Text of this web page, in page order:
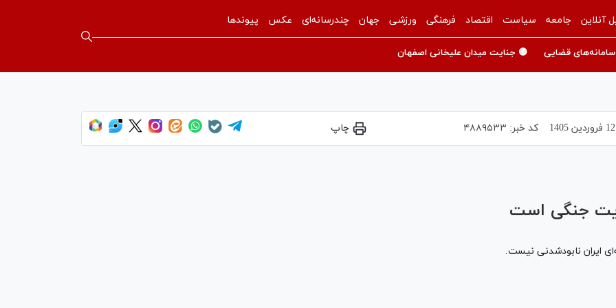
آنلاین جامعه سیاست اقتصاد فرهنگی ورزشی جهان چندرسانه‌ای عکس پیوندها
قضایی 🟡 جنایت میدان علیخانی اصفهان
12 فروردين 1405 کد خبر: ۴۸۸۹۵۳۳ چاپ
جنگی است
ایران نابودشدنی نیست.